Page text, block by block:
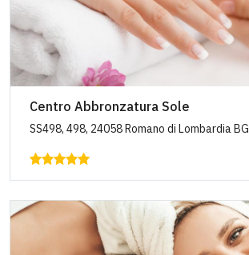
Centro Abbronzatura Sole
SS498, 498, 24058 Romano di Lombardia BG